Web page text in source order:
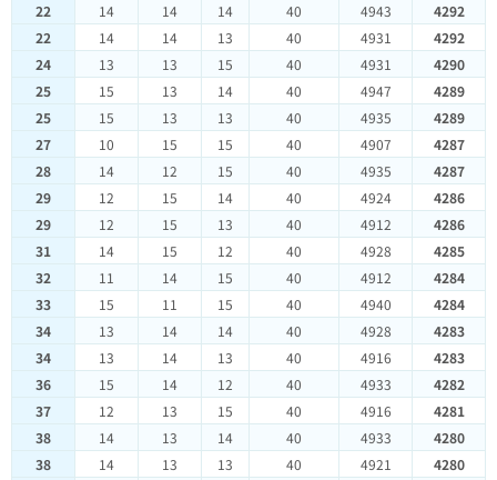
22
14 14 14 40 4943
4292
22
14 14 13 40 4931
4292
24
13 13 15 40 4931
4290
25
15 13 14 40 4947
4289
25
15 13 13 40 4935
4289
27
10 15 15 40 4907
4287
28
14 12 15 40 4935
4287
29
12 15 14 40 4924
4286
29
12 15 13 40 4912
4286
31
14 15 12 40 4928
4285
32
11 14 15 40 4912
4284
33
15 11 15 40 4940
4284
34
13 14 14 40 4928
4283
34
13 14 13 40 4916
4283
36
15 14 12 40 4933
4282
37
12 13 15 40 4916
4281
38
14 13 14 40 4933
4280
38
14 13 13 40 4921
4280